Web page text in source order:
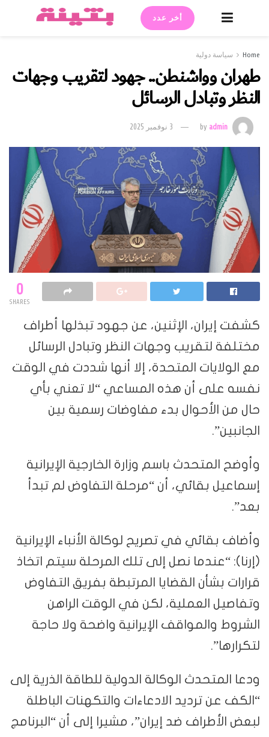
أخر عدد
Home سياسة دولية
طهران وواشنطن.. جهود لتقريب وجهات
النظر وتبادل الرسائل
byadmin 3 نوفمبر 2025
0
SHARES
كشفت إيران، الإثنين، عن جهود تبذلها أطراف
مختلفة لتقريب وجهات النظر وتبادل الرسائل
مع الولايات المتحدة، إلا أنها شددت في الوقت
نفسه على أن هذه المساعي “لا تعني بأي
حال من الأحوال بدء مفاوضات رسمية بين
الجانبين”.
وأوضح المتحدث باسم وزارة الخارجية الإيرانية
إسماعيل بقائي، أن “مرحلة التفاوض لم تبدأ
بعد”.
وأضاف بقائي في تصريح لوكالة الأنباء الإيرانية
(إرنا): “عندما نصل إلى تلك المرحلة سيتم اتخاذ
قرارات بشأن القضايا المرتبطة بفريق التفاوض
وتفاصيل العملية، لكن في الوقت الراهن
الشروط والمواقف الإيرانية واضحة ولا حاجة
لتكرارها”.
ودعا المتحدث الوكالة الدولية للطاقة الذرية إلى
“الكف عن ترديد الادعاءات والتكهنات الباطلة
لبعض الأطراف ضد إيران”، مشيرا إلى أن “البرنامج